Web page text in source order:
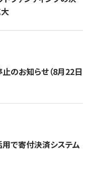
のお知らせ（8月22日
で寄付決済システム